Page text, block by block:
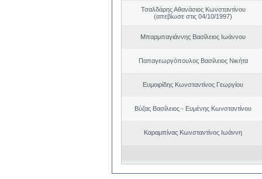
Τσαλδάρης Αθανάσιος Κωνσταντίνου
(απεβίωσε στις 04/10/1997)
Μπαρμπαγιάννης Βασίλειος Ιωάννου
Παπαγεωργόπουλος Βασίλειος Νικήτα
Ευμοιρίδης Κωνσταντίνος Γεωργίου
Βύζας Βασίλειος - Ευμένης Κωνσταντίνου
Καραμπίνας Κωνσταντίνος Ιωάννη